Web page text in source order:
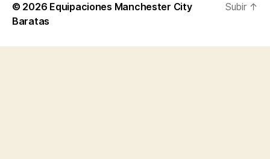
© 2026 Equipaciones Manchester City
Baratas
Subir ↑